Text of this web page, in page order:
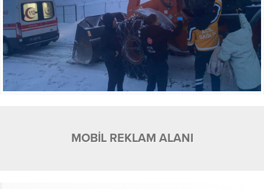
MOBİL REKLAM ALANI